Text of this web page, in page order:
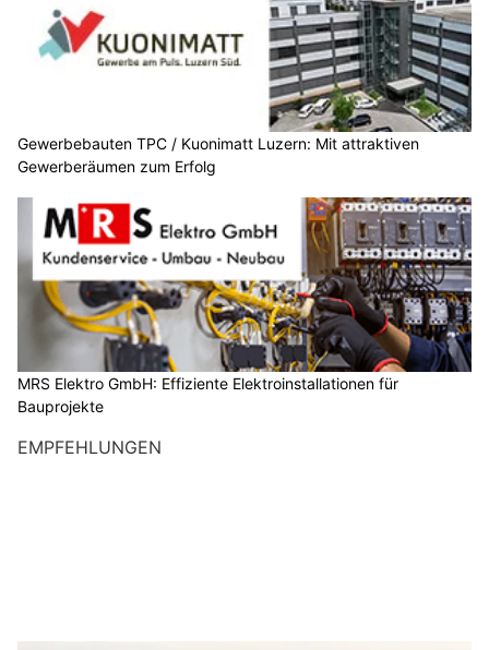
Gewerbebauten TPC / Kuonimatt Luzern: Mit attraktiven
Gewerberäumen zum Erfolg
MRS Elektro GmbH: Effiziente Elektroinstallationen für
Bauprojekte
EMPFEHLUNGEN